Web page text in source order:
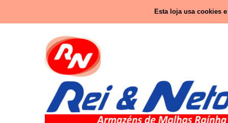
937 416 333 (Chamada para rede
Esta loja usa cookies